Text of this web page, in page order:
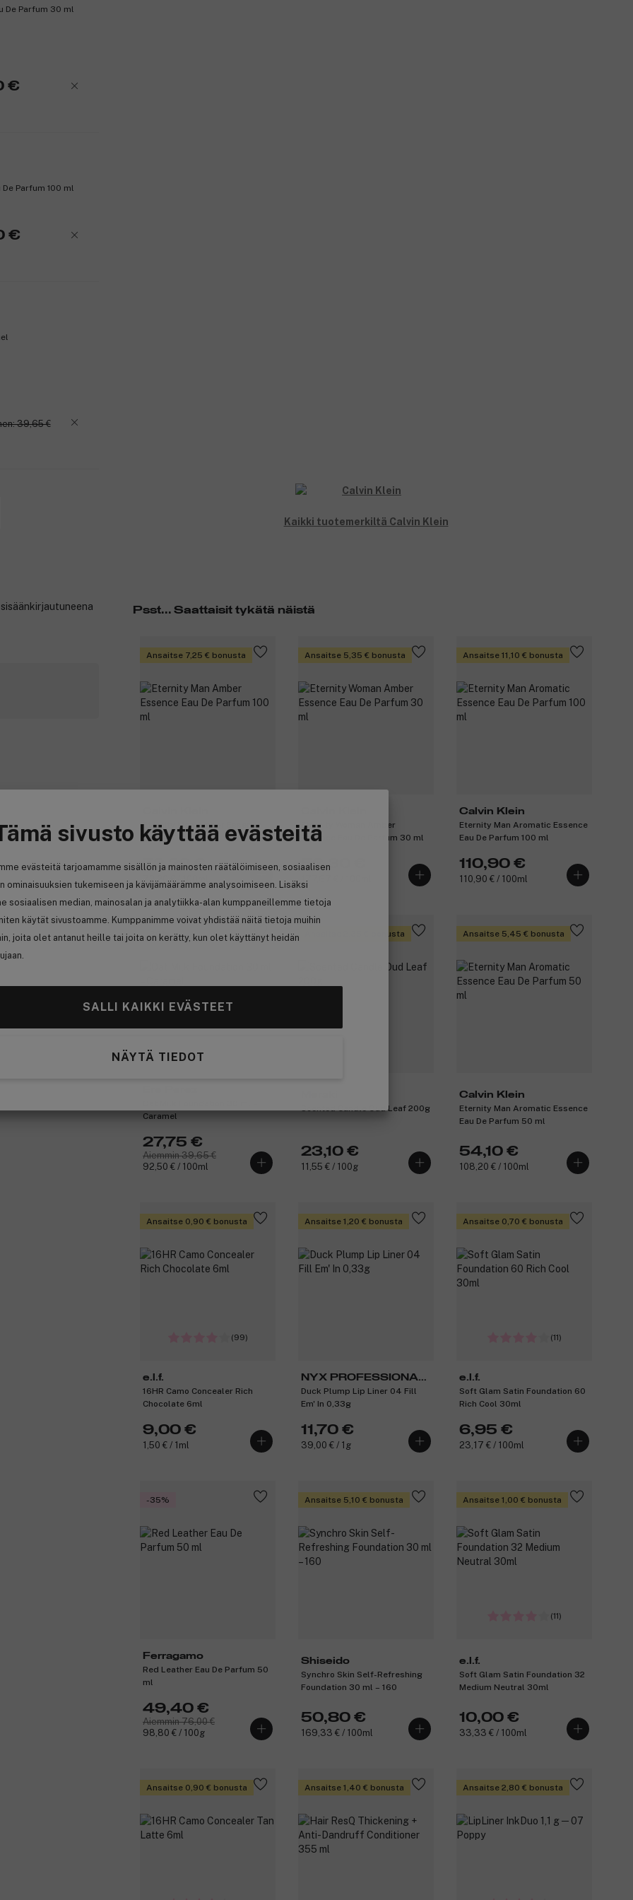
sivusto käyttää evästeitä
evästeitä tarjoamamme sisällön ja mainosten räätälöimiseen, sosiaalisen
ominaisuuksien tukemiseen ja kävijämäärämme analysoimiseen. Lisäksi
sosiaalisen median, mainosalan ja analytiikka-alan kumppaneillemme tietoja
käytät sivustoamme. Kumppanimme voivat yhdistää näitä tietoja muihin
joita olet antanut heille tai joita on kerätty, kun olet käyttänyt heidän
SALLI KAIKKI EVÄSTEET
NÄYTÄ TIEDOT
De Parfum 30 ml
€
Parfum 100 ml
€
39,65 €
Kaikki tuotemerkiltä Calvin Klein
Psst... Saattaisit tykätä näistä
Ansaitse 7,25 € bonusta
Eternity Man Amber Essence
Eau De Parfum 100 ml
72,20 €
72,20 € / 100ml
Ansaitse 5,35 € bonusta
Eternity Woman Amber
Essence Eau De Parfum 30 ml
53,30 €
177,67 € / 100ml
Ansaitse 11,10 € bonusta
Calvin Klein
Eternity Man Aromatic Essence
Eau De Parfum 100 ml
110,90 €
110,90 € / 100ml
-30%
Caramel
27,75 €
Aiemmin 39,65 €
92,50 € / 100ml
Ansaitse 2,35 € bonusta
Scented Candle Oud Leaf 200g
23,10 €
11,55 € / 100g
Ansaitse 5,45 € bonusta
Calvin Klein
Eternity Man Aromatic Essence
Eau De Parfum 50 ml
54,10 €
108,20 € / 100ml
Ansaitse 0,90 € bonusta
(99)
e.l.f.
16HR Camo Concealer Rich
Chocolate 6ml
9,00 €
1,50 € / 1ml
Ansaitse 1,20 € bonusta
NYX PROFESSIONAL
MAKEUP
Duck Plump Lip Liner 04 Fill
Em' In 0,33g
11,70 €
39,00 € / 1g
Ansaitse 0,70 € bonusta
(11)
e.l.f.
Soft Glam Satin Foundation 60
Rich Cool 30ml
6,95 €
23,17 € / 100ml
-35%
Ferragamo
Red Leather Eau De Parfum 50
ml
49,40 €
Aiemmin 76,00 €
98,80 € / 100g
Ansaitse 5,10 € bonusta
Shiseido
Synchro Skin Self-Refreshing
Foundation 30 ml – 160
50,80 €
169,33 € / 100ml
Ansaitse 1,00 € bonusta
(11)
e.l.f.
Soft Glam Satin Foundation 32
Medium Neutral 30ml
10,00 €
33,33 € / 100ml
Ansaitse 0,90 € bonusta Ansaitse 1,40 € bonusta Ansaitse 2,80 € bonusta